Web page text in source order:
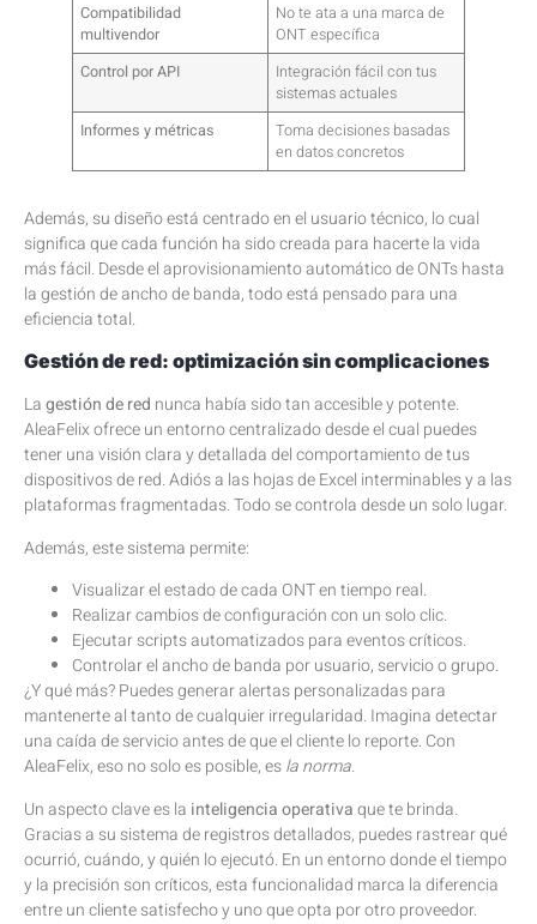
Compatibilidad
multivendor
No te ata a una marca de
ONT específica
Control por API
Integración fácil con tus
sistemas actuales
Informes y métricas
Toma decisiones basadas
en datos concretos
Además, su diseño está centrado en el usuario técnico, lo cual
significa que cada función ha sido creada para hacerte la vida
más fácil. Desde el aprovisionamiento automático de ONTs hasta
la gestión de ancho de banda, todo está pensado para una
eficiencia total.
Gestión de red: optimización sin complicaciones
Lagestión de red nunca había sido tan accesible y potente.
AleaFelix ofrece un entorno centralizado desde el cual puedes
tener una visión clara y detallada del comportamiento de tus
dispositivos de red. Adiós a las hojas de Excel interminables y a las
plataformas fragmentadas. Todo se controla desde un solo lugar.
Además, este sistema permite:
Visualizar el estado de cada ONT en tiempo real.
Realizar cambios de configuración con un solo clic.
Ejecutar scripts automatizados para eventos críticos.
Controlar el ancho de banda por usuario, servicio o grupo.
¿Y qué más? Puedes generar alertas personalizadas para
mantenerte al tanto de cualquier irregularidad. Imagina detectar
una caída de servicio antes de que el cliente lo reporte. Con
AleaFelix, eso no solo es posible, esla norma.
Un aspecto clave es la inteligencia operativaque te brinda.
Gracias a su sistema de registros detallados, puedes rastrear qué
ocurrió, cuándo, y quién lo ejecutó. En un entorno donde el tiempo
y la precisión son críticos, esta funcionalidad marca la diferencia
entre un cliente satisfecho y uno que opta por otro proveedor.